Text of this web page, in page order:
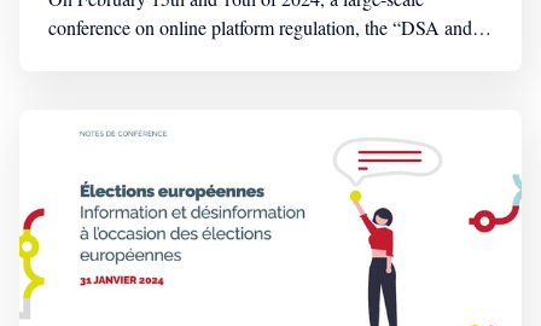
conference on online platform regulation, the “DSA and
constituted a unique occasion to gather scholars,
policymakers, and CSOs (Civil Society